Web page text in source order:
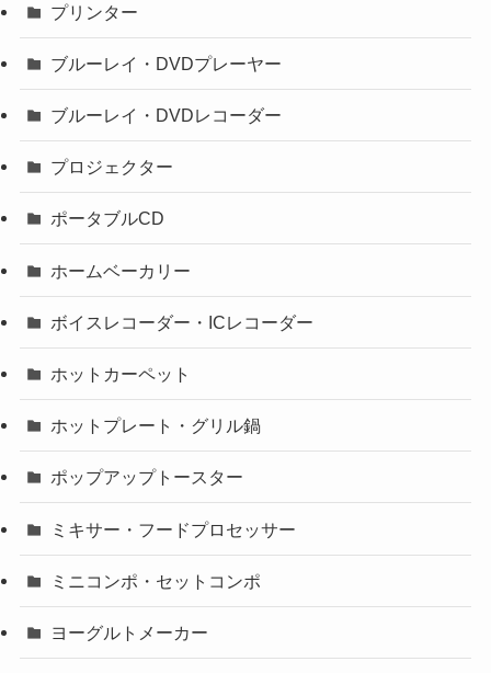
プリンター
ブルーレイ・DVDプレーヤー
ブルーレイ・DVDレコーダー
プロジェクター
ポータブルCD
ホームベーカリー
ボイスレコーダー・ICレコーダー
ホットカーペット
ホットプレート・グリル鍋
ポップアップトースター
ミキサー・フードプロセッサー
ミニコンポ・セットコンポ
ヨーグルトメーカー